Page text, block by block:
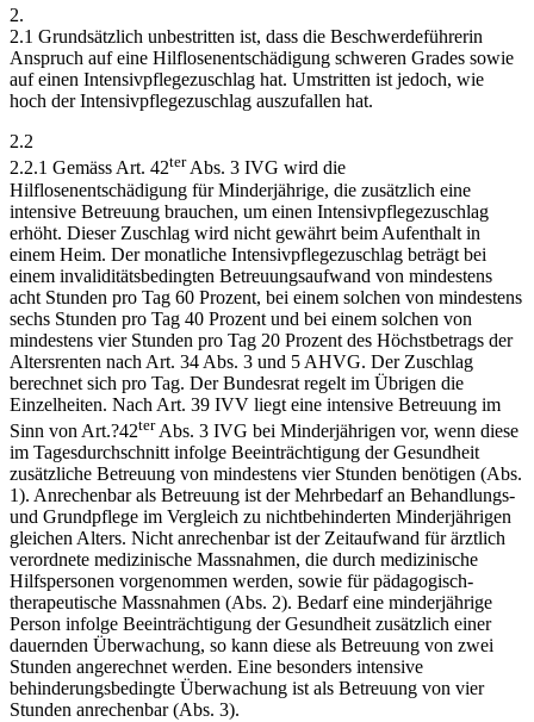
2.
2.1 Grundsätzlich unbestritten ist, dass die Beschwerdeführerin
Anspruch auf eine Hilflosenentschädigung schweren Grades sowie
auf einen Intensivpflegezuschlag hat. Umstritten ist jedoch, wie
hoch der Intensivpflegezuschlag auszufallen hat.
2.2
2.2.1 Gemäss Art. 42terAbs. 3 IVG wird die
Hilflosenentschädigung für Minderjährige, die zusätzlich eine
intensive Betreuung brauchen, um einen Intensivpflegezuschlag
erhöht. Dieser Zuschlag wird nicht gewährt beim Aufenthalt in
einem Heim. Der monatliche Intensivpflegezuschlag beträgt bei
einem invaliditätsbedingten Betreuungsaufwand von mindestens
acht Stunden pro Tag 60 Prozent, bei einem solchen von mindestens
sechs Stunden pro Tag 40 Prozent und bei einem solchen von
mindestens vier Stunden pro Tag 20 Prozent des Höchstbetrags der
Altersrenten nach Art. 34 Abs. 3 und 5 AHVG. Der Zuschlag
berechnet sich pro Tag. Der Bundesrat regelt im Übrigen die
Einzelheiten. Nach Art. 39 IVV liegt eine intensive Betreuung im
Sinn von Art.?42terAbs. 3 IVG bei Minderjährigen vor, wenn diese
im Tagesdurchschnitt infolge Beeinträchtigung der Gesundheit
zusätzliche Betreuung von mindestens vier Stunden benötigen (Abs.
1). Anrechenbar als Betreuung ist der Mehrbedarf an Behandlungs-
und Grundpflege im Vergleich zu nichtbehinderten Minderjährigen
gleichen Alters. Nicht anrechenbar ist der Zeitaufwand für ärztlich
verordnete medizinische Massnahmen, die durch medizinische
Hilfspersonen vorgenommen werden, sowie für pädagogisch-
therapeutische Massnahmen (Abs. 2). Bedarf eine minderjährige
Person infolge Beeinträchtigung der Gesundheit zusätzlich einer
dauernden Überwachung, so kann diese als Betreuung von zwei
Stunden angerechnet werden. Eine besonders intensive
behinderungsbedingte Überwachung ist als Betreuung von vier
Stunden anrechenbar (Abs. 3).